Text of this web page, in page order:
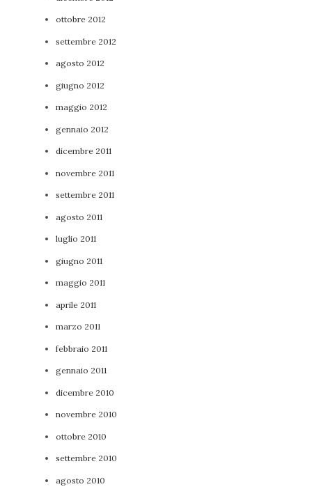
ottobre 2012
settembre 2012
agosto 2012
giugno 2012
maggio 2012
gennaio 2012
dicembre 2011
novembre 2011
settembre 2011
agosto 2011
luglio 2011
giugno 2011
maggio 2011
aprile 2011
marzo 2011
febbraio 2011
gennaio 2011
dicembre 2010
novembre 2010
ottobre 2010
settembre 2010
agosto 2010